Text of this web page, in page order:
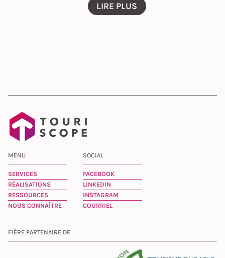
LIRE PLUS
MENU
SERVICES
RÉALISATIONS
RESSOURCES
NOUS CONNAÎTRE
SOCIAL
FACEBOOK
LINKEDIN
INSTAGRAM
COURRIEL
FIÈRE PARTENAIRE DE